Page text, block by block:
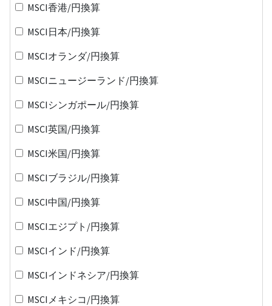
MSCI香港/円換算
MSCI日本/円換算
MSCIオランダ/円換算
MSCIニュージーランド/円換算
MSCIシンガポール/円換算
MSCI英国/円換算
MSCI米国/円換算
MSCIブラジル/円換算
MSCI中国/円換算
MSCIエジプト/円換算
MSCIインド/円換算
MSCIインドネシア/円換算
MSCIメキシコ/円換算